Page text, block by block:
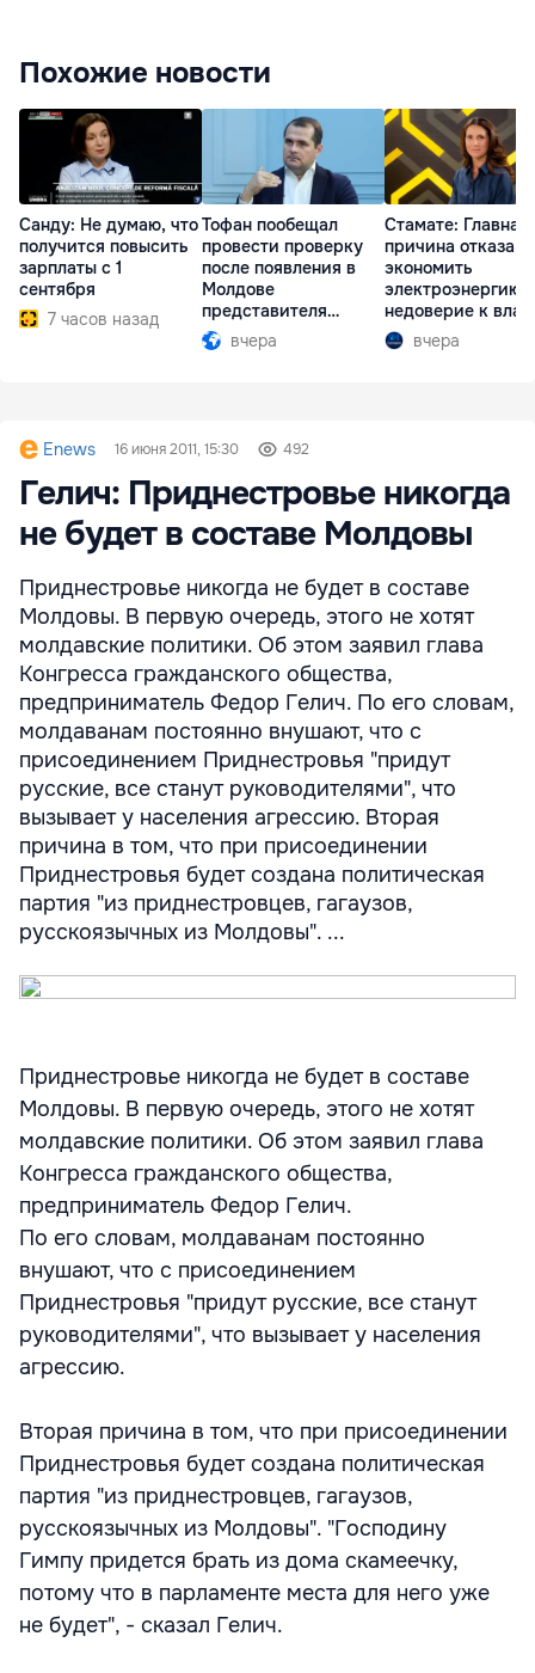
Похожие новости
Санду: Не думаю, что
получится повысить
зарплаты с 1
сентября
7 часов назад
Тофан пообещал
провести проверку
после появления в
Молдове
представителя
Южной Осетии
вчера
Стамате: Главная
причина отказа
экономить
электроэнергию
недоверие к
вчера
Enews 16 июня 2011, 15:30 492
Гелич: Приднестровье никогда
не будет в составе Молдовы
Приднестровье никогда не будет в составе
Молдовы. В первую очередь, этого не хотят
молдавские политики. Об этом заявил глава
Конгресса гражданского общества,
предприниматель Федор Гелич. По его словам,
молдаванам постоянно внушают, что с
присоединением Приднестровья "придут
русские, все станут руководителями", что
вызывает у населения агрессию. Вторая
причина в том, что при присоединении
Приднестровья будет создана политическая
партия "из приднестровцев, гагаузов,
русскоязычных из Молдовы". ...
Приднестровье никогда не будет в составе
Молдовы. В первую очередь, этого не хотят
молдавские политики. Об этом заявил глава
Конгресса гражданского общества,
предприниматель Федор Гелич.
По его словам, молдаванам постоянно
внушают, что с присоединением
Приднестровья "придут русские, все станут
руководителями", что вызывает у населения
агрессию.
Вторая причина в том, что при присоединении
Приднестровья будет создана политическая
партия "из приднестровцев, гагаузов,
русскоязычных из Молдовы". "Господину
Гимпу придется брать из дома скамеечку,
потому что в парламенте места для него уже
не будет", - сказал Гелич.